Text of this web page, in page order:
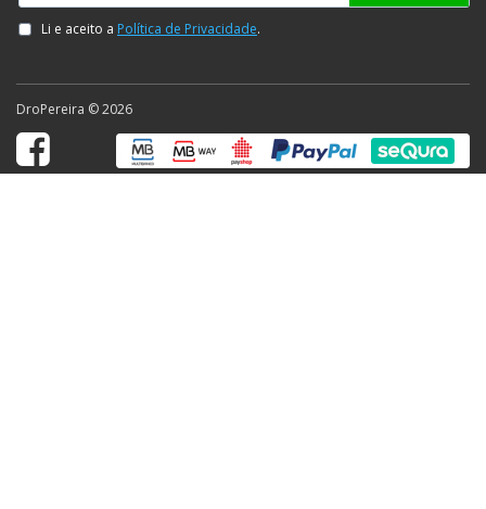
DroPereira © 2026